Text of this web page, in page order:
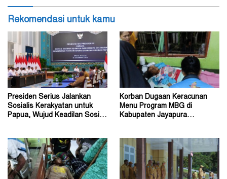
Rekomendasi untuk kamu
Presiden Serius Jalankan
Sosialis Kerakyatan untuk
Papua, Wujud Keadilan Sosial
Korban Dugaan Keracunan
Menu Program MBG di
Kabupaten Jayapura